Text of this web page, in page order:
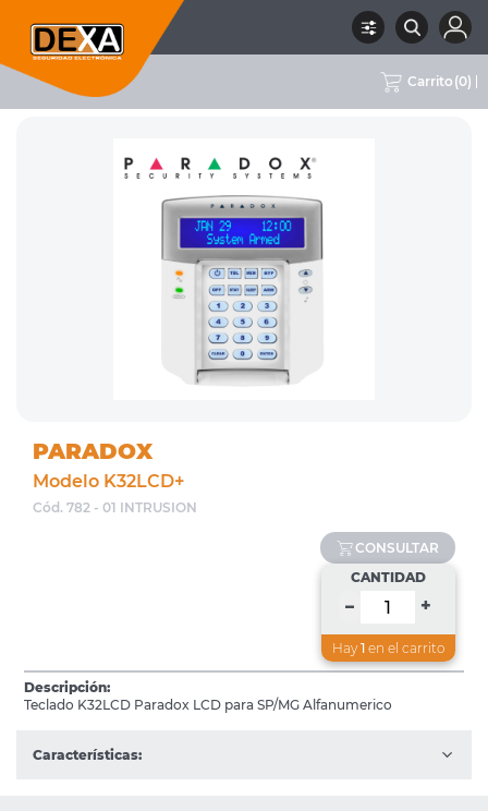
Carrito (0)
RUBRO 01 INTRUSION PARADOX
PARADOX
Modelo K32LCD+
Cód. 782 - 01 INTRUSION
CONSULTAR
CANTIDAD
– +
Hay 1en el carrito
Descripción:
Teclado K32LCD Paradox LCD para SP/MG Alfanumerico
Características: